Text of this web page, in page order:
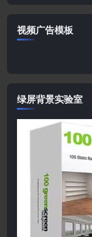
视频广告模板
绿屏背景实验室